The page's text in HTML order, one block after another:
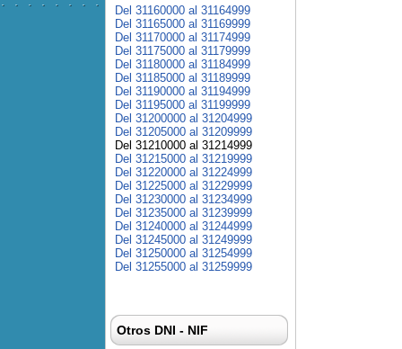
Del 31160000 al 31164999
Del 31165000 al 31169999
Del 31170000 al 31174999
Del 31175000 al 31179999
Del 31180000 al 31184999
Del 31185000 al 31189999
Del 31190000 al 31194999
Del 31195000 al 31199999
Del 31200000 al 31204999
Del 31205000 al 31209999
Del 31210000 al 31214999
Del 31215000 al 31219999
Del 31220000 al 31224999
Del 31225000 al 31229999
Del 31230000 al 31234999
Del 31235000 al 31239999
Del 31240000 al 31244999
Del 31245000 al 31249999
Del 31250000 al 31254999
Del 31255000 al 31259999
Otros DNI - NIF